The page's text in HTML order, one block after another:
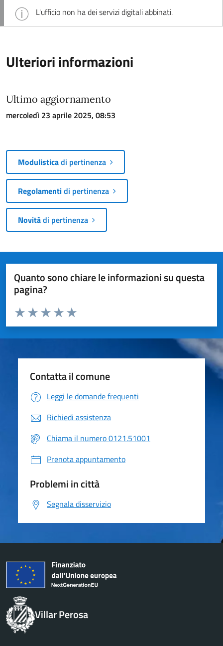
L'ufficio non ha dei servizi digitali abbinati.
Ulteriori informazioni
Ultimo aggiornamento
mercoledì 23 aprile 2025, 08:53
Modulisticadi pertinenza
Regolamentidi pertinenza
Novitàdi pertinenza
Quanto sono chiare le informazioni su questa
pagina?
Valuta da 1 a 5 stelle la pagina
Valuta 5 stelle su 5
Valuta 4 stelle su 5
Valuta 3 stelle su 5
Valuta 2 stelle su 5
Valuta 1 stelle su 5
Contatta il comune
Leggi le domande frequenti
Richiedi assistenza
Chiama il numero 0121.51001
Prenota appuntamento
Problemi in città
Segnala disservizio
Villar Perosa